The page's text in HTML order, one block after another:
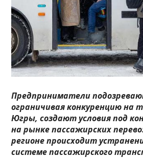
Предприниматели
ограничивая конкуренцию на
Югры, создают условия под
на рынке пассажирских
регионе происходит
системе пассажирского